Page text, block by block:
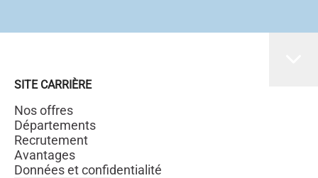
SITE CARRIÈRE
Nos offres
Départements
Recrutement
Avantages
Données et confidentialité